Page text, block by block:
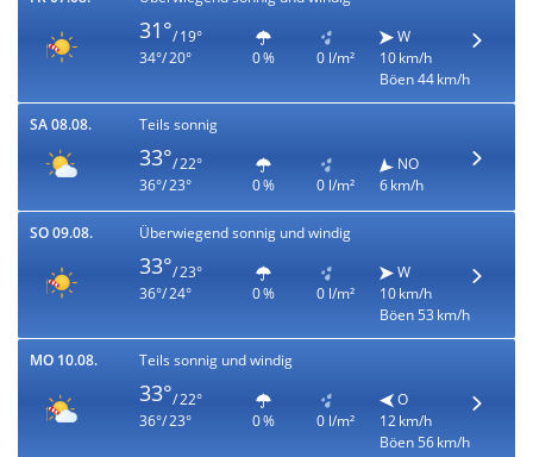
31°/ 19°
34°/ 20°
0 % 0 l/m²
W
10 km/h
Böen 44 km/h
SA 08.08. Teils sonnig
33°/ 22°
36°/ 23°
0 % 0 l/m²
NO
6 km/h
SO 09.08. Überwiegend sonnig und windig
33°/ 23°
36°/ 24°
0 % 0 l/m²
W
10 km/h
Böen 53 km/h
MO 10.08. Teils sonnig und windig
33°/ 22°
36°/ 23°
0 % 0 l/m²
O
12 km/h
Böen 56 km/h